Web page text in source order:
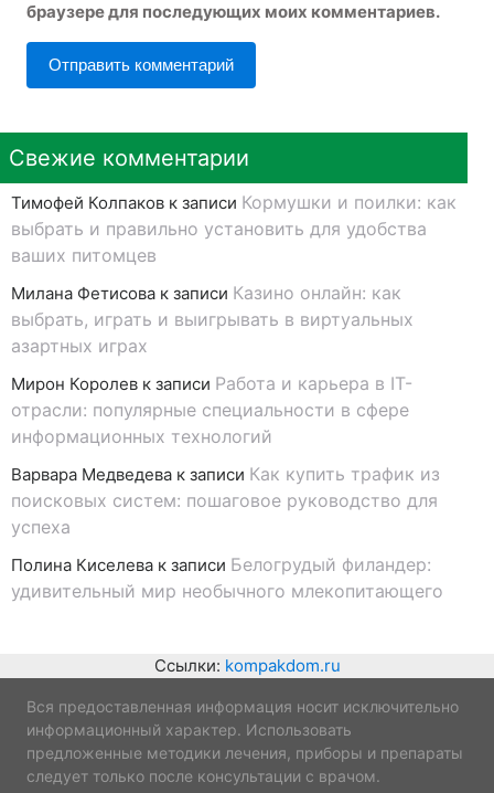
браузере для последующих моих комментариев.
Свежие комментарии
Тимофей Колпаков к записи Кормушки и поилки: как
выбрать и правильно установить для удобства
ваших питомцев
Милана Фетисова к записи Казино онлайн: как
выбрать, играть и выигрывать в виртуальных
азартных играх
Мирон Королев к записи Работа и карьера в IT-
отрасли: популярные специальности в сфере
информационных технологий
Варвара Медведева к записи Как купить трафик из
поисковых систем: пошаговое руководство для
успеха
Полина Киселева к записи Белогрудый филандер:
удивительный мир необычного млекопитающего
Ссылки: kompakdom.ru
Вся предоставленная информация носит исключительно
информационный характер. Использовать
предложенные методики лечения, приборы и препараты
следует только после консультации с врачом.